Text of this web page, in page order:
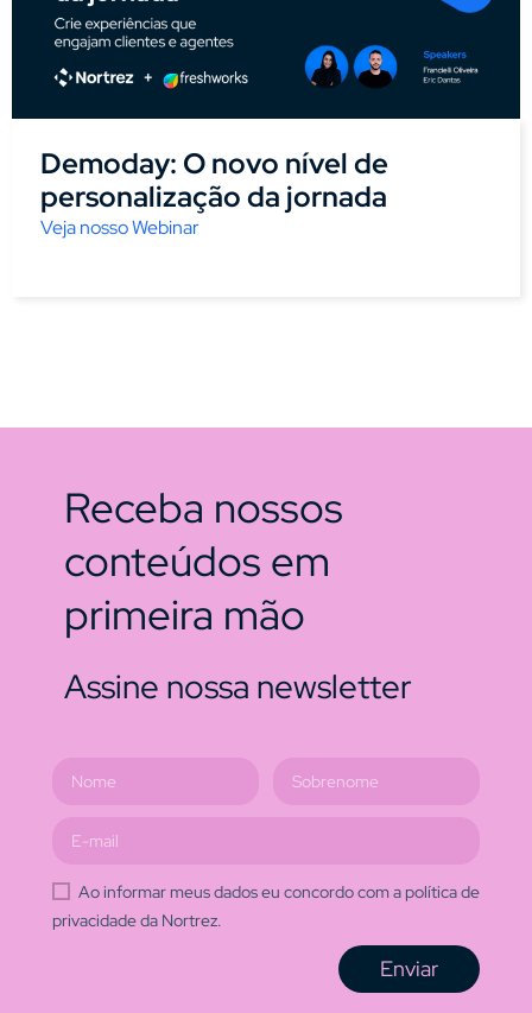
Demoday: O novo nível de
personalização da jornada
Veja nosso Webinar
Receba nossos
conteúdos em
primeira mão
Assine nossa newsletter
Ao informar meus dados eu concordo com a política de
privacidade da Nortrez.
Enviar